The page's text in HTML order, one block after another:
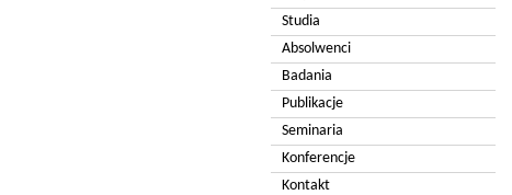
Studia
Absolwenci
Badania
Publikacje
Seminaria
Konferencje
Kontakt